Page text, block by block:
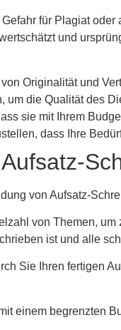
für Plagiat
und
Originalität und
die Qualität des
sie mit Ihrem
dass Ihre
von Aufsatz-
von Themen,
ist und alle
Sie Ihren fertigen